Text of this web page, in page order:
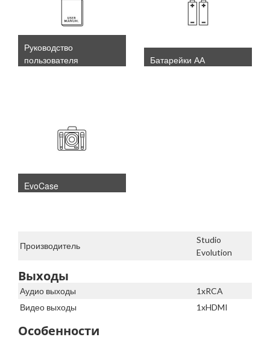
Руководство
пользователя
Батарейки АА
EvoCase
Производитель
Studio
Evolution
Выходы
Аудио выходы
1xRCA
Видео выходы
1xHDMI
Особенности